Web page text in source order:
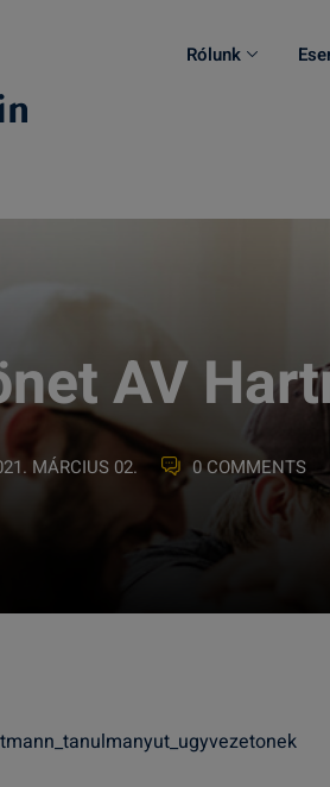
Rólunk
AV
MÁRCIUS 02. 0 COMMENTS